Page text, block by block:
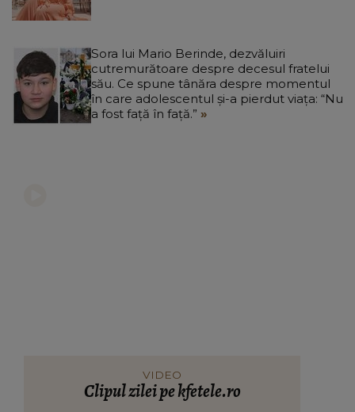
Sora lui Mario Berinde, dezvăluiri
cutremurătoare despre decesul fratelui
său. Ce spune tânăra despre momentul
în care adolescentul și-a pierdut viața: “Nu
a fost față în față.”
VIDEO
Clipul zilei pe kfetele.ro